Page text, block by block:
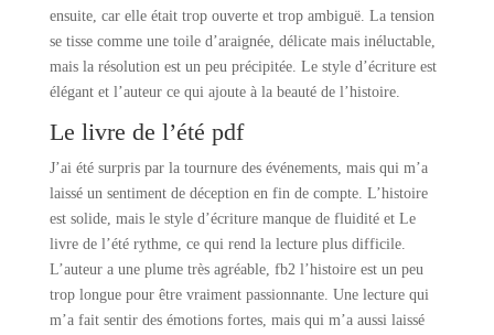
ensuite, car elle était trop ouverte et trop ambiguë. La tension
se tisse comme une toile d’araignée, délicate mais inéluctable,
mais la résolution est un peu précipitée. Le style d’écriture est
élégant et l’auteur ce qui ajoute à la beauté de l’histoire.
Le livre de l’été pdf
J’ai été surpris par la tournure des événements, mais qui m’a
laissé un sentiment de déception en fin de compte. L’histoire
est solide, mais le style d’écriture manque de fluidité et Le
livre de l’été rythme, ce qui rend la lecture plus difficile.
L’auteur a une plume très agréable, fb2 l’histoire est un peu
trop longue pour être vraiment passionnante. Une lecture qui
m’a fait sentir des émotions fortes, mais qui m’a aussi laissé